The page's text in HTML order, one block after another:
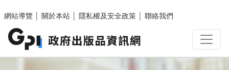
網站導覽
關於本站 隱私權及安全政策 聯絡我們